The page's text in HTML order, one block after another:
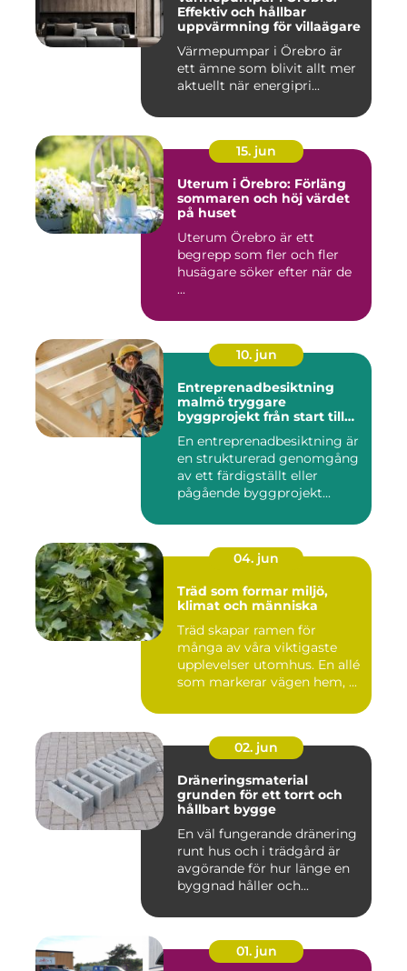
Effektiv och hållbar
uppvärmning för villaägare
Värmepumpar i Örebro är
ett ämne som blivit allt mer
aktuellt när energipri...
15. jun
Uterum i Örebro: Förläng
sommaren och höj värdet
på huset
Uterum Örebro är ett
begrepp som fler och fler
husägare söker efter när de
...
10. jun
Entreprenadbesiktning
malmö tryggare
byggprojekt från start till
En entreprenadbesiktning är
en strukturerad genomgång
av ett färdigställt eller
pågående byggprojekt...
04. jun
Träd som formar miljö,
klimat och människa
Träd skapar ramen för
många av våra viktigaste
upplevelser utomhus. En allé
som markerar vägen hem, ...
02. jun
Dräneringsmaterial
grunden för ett torrt och
hållbart bygge
En väl fungerande dränering
runt hus och i trädgård är
avgörande för hur länge en
byggnad håller och...
01. jun